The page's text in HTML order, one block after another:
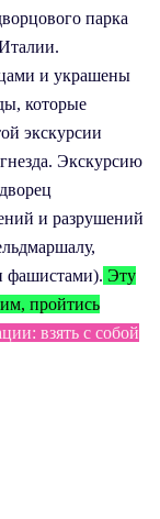
парка
и украшены
которые
экскурсии
Экскурсию
и разрушений
фашистами). Эту
пройтись
взять с собой